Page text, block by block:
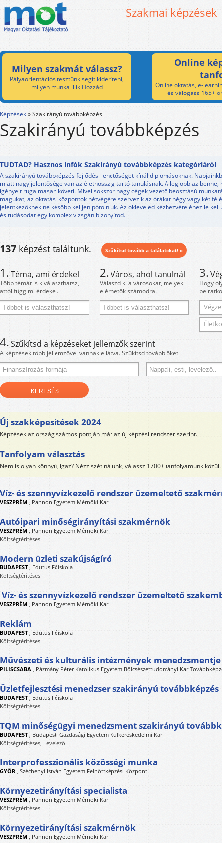
Szakmai képzések
Milyen szakmát válassz?
Pályaorientációs tesztünk segít kideríteni,
milyen munka illik Hozzád
Online
Online oktatás, e-
és válogass 165+
Képzések»Szakirányú továbbképzés
Szakirányú továbbképzés
TUDTAD? Hasznos infók Szakirányú továbbképzés kategóriáról
A szakirányú továbbképzés fejlődési lehetőséget kínál diplomásoknak.
miatt nagy jelentősége van az élethosszig tartó tanulásnak. A legjobb az benne,
igényeit rugalmasan követi. Mivel sokszor nagy cégek vezető beosztású
magukat, az oktatási központok hétvégére szervezik az órákat négy vagy két
jelentkezőknek ne később kelljen pótolniuk. Az okleveled kézhezvételéhez le
és tudásodat egy komplex vizsgán bizonyítod.
137 képzést találtunk. Szűkítsd tovább a találatokat! »
1.Téma, ami érdekel
Több témát is kiválaszthatsz,
attól függ mi érdekel.
2.Város, ahol tanulnál
Válaszd ki a városokat, melyek
elérhetők számodra.
3.
Hogy
4.Szűkítsd a képzéseket jellemzők szerint
A képzések több jellemzővel vannak ellátva. Szűkítsd tovább őket
Új szakképesítések 2024
Képzések az ország számos pontján már az új képzési rendszer szerint.
Tanfolyam választás
Nem is olyan könnyű, igaz? Nézz szét nálunk, válassz 1700+ tanfolyamunk közül.
Víz- és szennyvízkezelő rendszer üzemeltető
VESZPRÉM , Pannon Egyetem Mérnöki Kar
Autóipari minőségirányítási szakmérnök
VESZPRÉM , Pannon Egyetem Mérnöki Kar
Költségtérítéses
Modern üzleti szakújságíró
BUDAPEST, Edutus Főiskola
Költségtérítéses
Víz- és szennyvízkezelő rendszer üzemeltető
VESZPRÉM , Pannon Egyetem Mérnöki Kar
Reklám
BUDAPEST, Edutus Főiskola
Költségtérítéses
Művészeti és kulturális intézmények menedzsmentje
PILISCSABA , Pázmány Péter Katolikus Egyetem Bölcsészettudományi Kar
Üzletfejlesztési menedzser szakirányú továbbképzés
BUDAPEST, Edutus Főiskola
Költségtérítéses
TQM minőségügyi menedzsment szakirányú
BUDAPEST, Budapesti Gazdasági Egyetem Külkereskedelmi Kar
Költségtérítéses, Levelező
Interprofesszionális közösségi munka
GYŐR , Széchenyi István Egyetem Felnőttképzési Központ
Környezetirányítási specialista
VESZPRÉM , Pannon Egyetem Mérnöki Kar
Költségtérítéses
Környezetirányítási szakmérnök
VESZPRÉM , Pannon Egyetem Mérnöki Kar